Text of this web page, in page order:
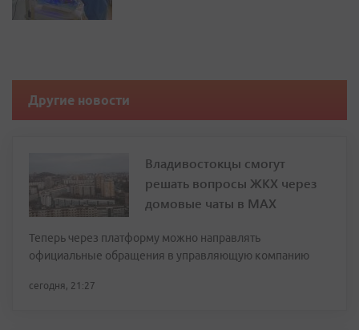
Другие новости
Владивостокцы смогут
решать вопросы ЖКХ через
домовые чаты в МАХ
Теперь через платформу можно направлять
официальные обращения в управляющую компанию
сегодня, 21:27